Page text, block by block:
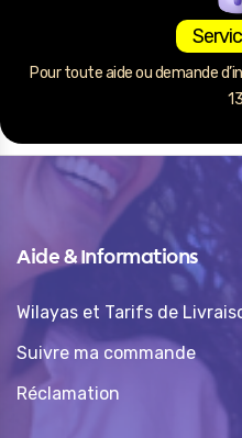
Pour toute aide ou demande
Aide & Informations
Wilayas et Tarifs de
Suivre ma commande
Réclamation